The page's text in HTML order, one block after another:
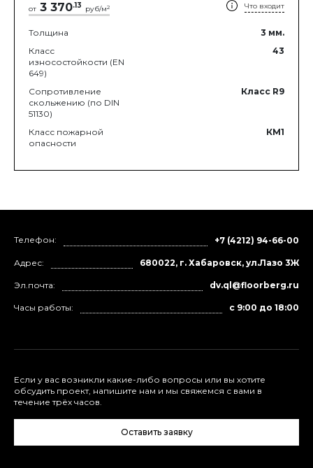
от 3 370.13 руб/м2 Что входит
Толщина 3 мм.
Класс
износостойкости (EN
649)
43
Сопротивление
скольжению (по DIN
51130)
Класс R9
Класс пожарной
опасности
КМ1
Телефон: +7 (4212) 94-66-00
Адрес: 680022, г. Хабаровск, ул.Лазо 3Ж
Эл.почта: dv.ql@floorberg.ru
Часы работы: с 9:00 до 18:00
Если у вас возникли какие-либо вопросы или вы хотите
обсудить проект, напишите нам и мы свяжемся с вами в
течение трёх часов.
Оставить заявку